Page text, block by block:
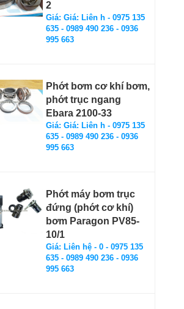
2
Giá: Giá: Liên h - 0975 135
635 - 0989 490 236 - 0936
995 663
Phớt bơm cơ khí bơm,
phớt trục ngang
Ebara 2100-33
Giá: Giá: Liên h - 0975 135
635 - 0989 490 236 - 0936
995 663
Phớt máy bơm trục
đứng (phớt cơ khí)
bơm Paragon PV85-
10/1
Giá: Liên hệ - 0 - 0975 135
635 - 0989 490 236 - 0936
995 663